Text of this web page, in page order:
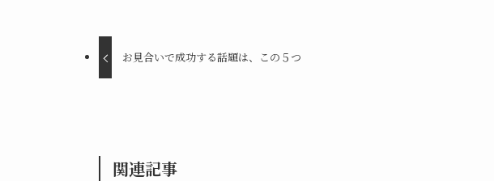
お見合いで成功する話題は、この５つ
関連記事